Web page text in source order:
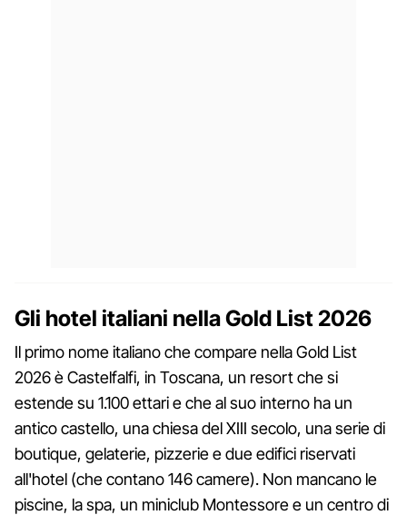
Gli hotel italiani nella Gold List 2026
Il primo nome italiano che compare nella Gold List
2026 è Castelfalfi, in Toscana, un resort che si
estende su 1.100 ettari e che al suo interno ha un
antico castello, una chiesa del XIII secolo, una serie di
boutique, gelaterie, pizzerie e due edifici riservati
all'hotel (che contano 146 camere). Non mancano le
piscine, la spa, un miniclub Montessore e un centro di